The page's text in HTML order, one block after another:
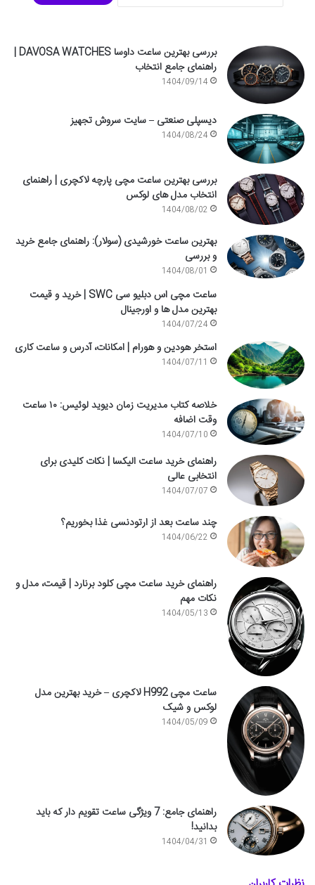
بررسی بهترین ساعت داوسا DAVOSA WATCHES |
راهنمای جامع انتخاب
1404/09/14
دیسپلی صنعتی – سایت سروش تجهیز
1404/08/24
بررسی بهترین ساعت مچی پارچه لاکچری | راهنمای
انتخاب مدل های لوکس
1404/08/02
بهترین ساعت خورشیدی (سولار): راهنمای جامع خرید
و بررسی
1404/08/01
ساعت مچی اس دبلیو سی SWC | خرید و قیمت
بهترین مدل ها و اورجینال
1404/07/24
استخر هودین و هورام | امکانات، آدرس و ساعت کاری
1404/07/11
خلاصه کتاب مدیریت زمان دیوید لوئیس: ۱۰ ساعت
وقت اضافه
1404/07/10
راهنمای خرید ساعت الیکسا | نکات کلیدی برای
انتخابی عالی
1404/07/07
چند ساعت بعد از ارتودنسی غذا بخوریم؟
1404/06/22
راهنمای خرید ساعت مچی کلود برنارد | قیمت، مدل و
نکات مهم
1404/05/13
ساعت مچی H992 لاکچری – خرید بهترین مدل
لوکس و شیک
1404/05/09
راهنمای جامع: 7 ویژگی ساعت تقویم دار که باید
بدانید!
1404/04/31